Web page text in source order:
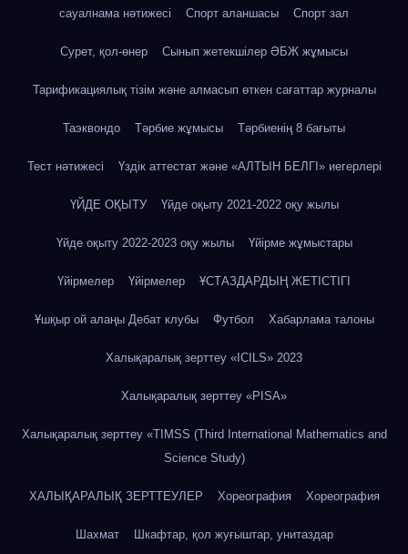
сауалнама нәтижесі Спорт аланшасы Спорт зал
Сурет, қол-өнер Сынып жетекшілер ӘБЖ жұмысы
Тарификациялық тізім және алмасып өткен сағаттар журналы
Таэквондо Тәрбие жұмысы Тәрбиенің 8 бағыты
Тест нәтижесі Үздік аттестат және «АЛТЫН БЕЛГІ» иегерлері
ҮЙДЕ ОҚЫТУ Үйде оқыту 2021-2022 оқу жылы
Үйде оқыту 2022-2023 оқу жылы Үйірме жұмыстары
Үйірмелер Үйірмелер ҰСТАЗДАРДЫҢ ЖЕТІСТІГІ
Ұшқыр ой алаңы Дебат клубы Футбол Хабарлама талоны
Халықаралық зерттеу «IСILS» 2023
Халықаралық зерттеу «PISA»
Халықаралық зерттеу «TIMSS (Third International Mathematics and
Science Study)
ХАЛЫҚАРАЛЫҚ ЗЕРТТЕУЛЕР Хореография Хореография
Шахмат Шкафтар, қол жуғыштар, унитаздар